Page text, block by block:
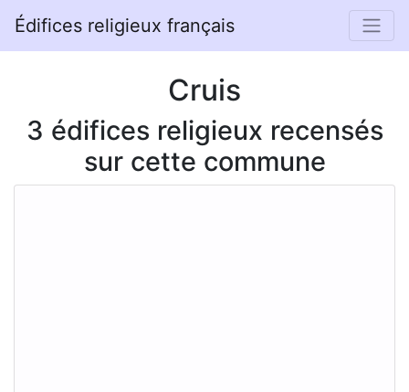
Édifices religieux français
Cruis
3 édifices religieux recensés
sur cette commune